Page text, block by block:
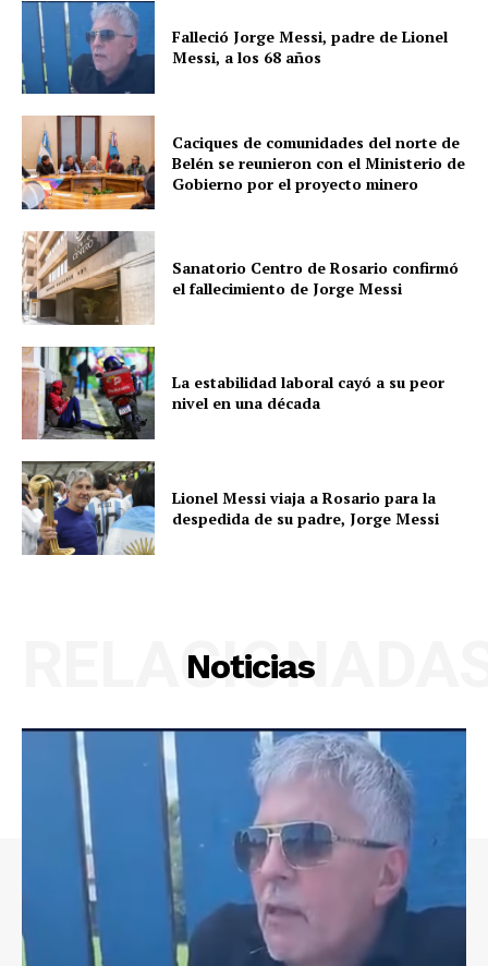
Falleció Jorge Messi, padre de Lionel
Messi, a los 68 años
Caciques de comunidades del norte de
Belén se reunieron con el Ministerio de
Gobierno por el proyecto minero
Sanatorio Centro de Rosario confirmó
el fallecimiento de Jorge Messi
La estabilidad laboral cayó a su peor
nivel en una década
Lionel Messi viaja a Rosario para la
despedida de su padre, Jorge Messi
Noticias